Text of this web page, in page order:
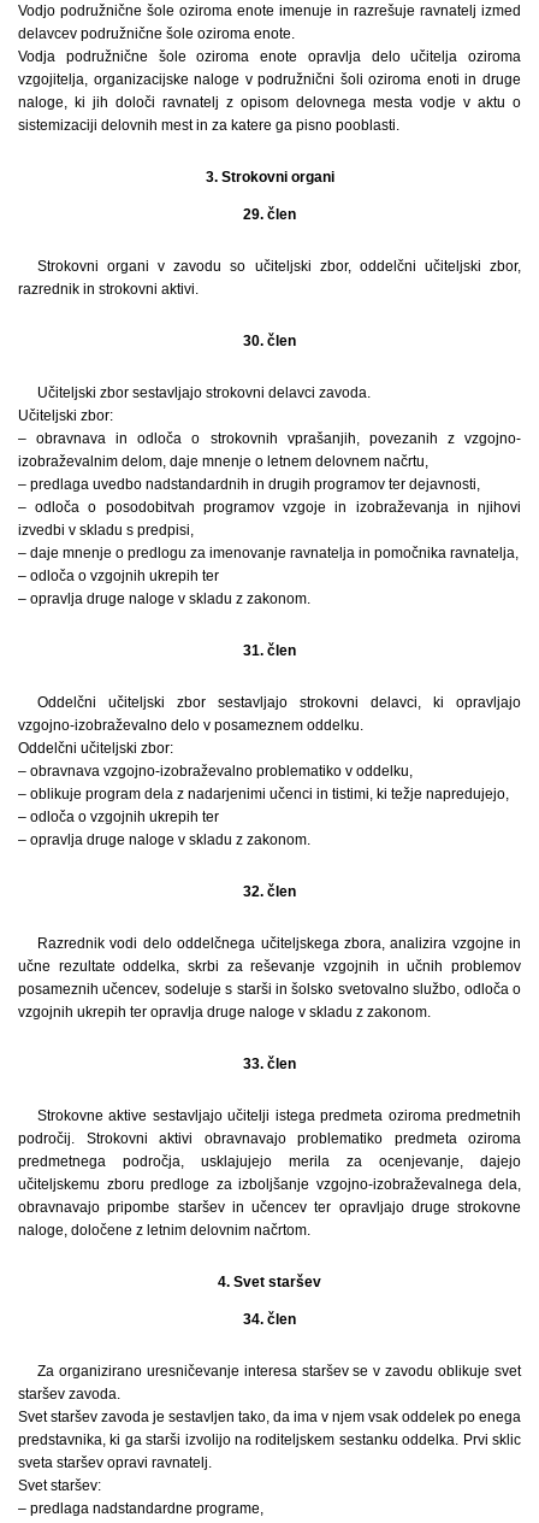
Vodjo podružnične šole oziroma enote imenuje in razrešuje ravnatelj izmed
delavcev podružnične šole oziroma enote.
Vodja podružnične šole oziroma enote opravlja delo učitelja oziroma
vzgojitelja, organizacijske naloge v podružnični šoli oziroma enoti in druge
naloge, ki jih določi ravnatelj z opisom delovnega mesta vodje v aktu o
sistemizaciji delovnih mest in za katere ga pisno pooblasti.
3. Strokovni organi
29. člen
Strokovni organi v zavodu so učiteljski zbor, oddelčni učiteljski zbor,
razrednik in strokovni aktivi.
30. člen
Učiteljski zbor sestavljajo strokovni delavci zavoda.
Učiteljski zbor:
– obravnava in odloča o strokovnih vprašanjih, povezanih z vzgojno-
izobraževalnim delom, daje mnenje o letnem delovnem načrtu,
– predlaga uvedbo nadstandardnih in drugih programov ter dejavnosti,
– odloča o posodobitvah programov vzgoje in izobraževanja in njihovi
izvedbi v skladu s predpisi,
– daje mnenje o predlogu za imenovanje ravnatelja in pomočnika ravnatelja,
– odloča o vzgojnih ukrepih ter
– opravlja druge naloge v skladu z zakonom.
31. člen
Oddelčni učiteljski zbor sestavljajo strokovni delavci, ki opravljajo
vzgojno-izobraževalno delo v posameznem oddelku.
Oddelčni učiteljski zbor:
– obravnava vzgojno-izobraževalno problematiko v oddelku,
– oblikuje program dela z nadarjenimi učenci in tistimi, ki težje napredujejo,
– odloča o vzgojnih ukrepih ter
– opravlja druge naloge v skladu z zakonom.
32. člen
Razrednik vodi delo oddelčnega učiteljskega zbora, analizira vzgojne in
učne rezultate oddelka, skrbi za reševanje vzgojnih in učnih problemov
posameznih učencev, sodeluje s starši in šolsko svetovalno službo, odloča o
vzgojnih ukrepih ter opravlja druge naloge v skladu z zakonom.
33. člen
Strokovne aktive sestavljajo učitelji istega predmeta oziroma predmetnih
področij. Strokovni aktivi obravnavajo problematiko predmeta oziroma
predmetnega področja, usklajujejo merila za ocenjevanje, dajejo
učiteljskemu zboru predloge za izboljšanje vzgojno-izobraževalnega dela,
obravnavajo pripombe staršev in učencev ter opravljajo druge strokovne
naloge, določene z letnim delovnim načrtom.
4. Svet staršev
34. člen
Za organizirano uresničevanje interesa staršev se v zavodu oblikuje svet
staršev zavoda.
Svet staršev zavoda je sestavljen tako, da ima v njem vsak oddelek po enega
predstavnika, ki ga starši izvolijo na roditeljskem sestanku oddelka. Prvi sklic
sveta staršev opravi ravnatelj.
Svet staršev:
– predlaga nadstandardne programe,